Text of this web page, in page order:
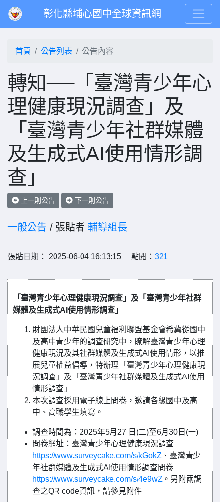
彰化縣埔心國中全球資訊網
首頁 公告列表 公告內容
轉知──「臺灣青少年心
理健康現況調查」及
「臺灣青少年社群媒體
及生成式AI使用情形調
查」
上一則公告 下一則公告
一般公告 / 張貼者 輔導組長
張貼日期： 2025-06-04 16:13:15 點閱： 321
「臺灣青少年心理健康現況調查」及「臺灣青少年社群
媒體及生成式AI使用情形調查」
財團法人中華民國兒童福利聯盟基金會希冀從國中
及高中青少年的調查研究中，瞭解臺灣青少年心理
健康現況及其社群媒體及生成式AI使用情形，以推
展兒童權益倡導，特辦理「臺灣青少年心理健康現
況調查」及「臺灣青少年社群媒體及生成式AI使用
情形調查」
本次調查採用電子線上問卷，邀請各級國中及高
中、高職學生填寫。
調查時間為：2025年5月27 日(二)至6月30日(一)
問卷網址：臺灣青少年心理健康現況調查
https://www.surveycake.com/s/kGokZ 、臺灣青少
年社群媒體及生成式AI使用情形調查問卷
https://www.surveycake.com/s/4e9wZ 。另附兩調
查之QR code資訊，請參見附件